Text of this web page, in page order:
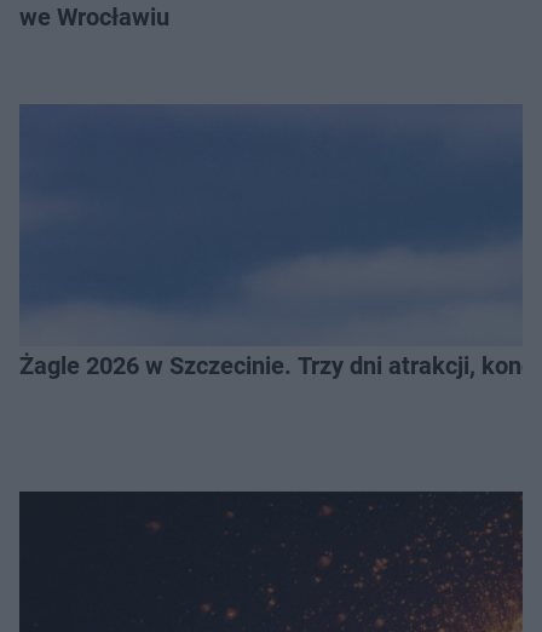
we Wrocławiu
Żagle 2026 w Szczecinie. Trzy dni atrakcji,